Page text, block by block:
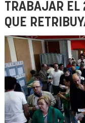
TRABAJAR EL
QUE